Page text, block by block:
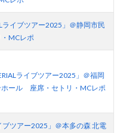
ライブツアー2025」＠静岡市民
MCレポ
ライブツアー2025」＠福岡
ホール 座席・セトリ・MCレポ
ブツアー2025」＠本多の森 北電